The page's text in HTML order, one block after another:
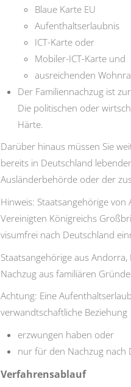
Blaue Karte EU
Aufenthaltserlaubnis
ICT-Karte oder
Mobiler-ICT-Karte und
ausreichenden
Der Familiennachzug ist
Die politischen oder
Härte.
Darüber hinaus müssen Sie
bereits in Deutschland
Ausländerbehörde oder der
Hinweis: Staatsangehörige von
Vereinigten Königreichs
visumfrei nach Deutschland
Staatsangehörige aus
Nachzug aus familiären
Achtung: Eine
verwandtschaftliche Beziehung
erzwungen haben oder
nur für den Nachzug nach
Verfahrensablauf